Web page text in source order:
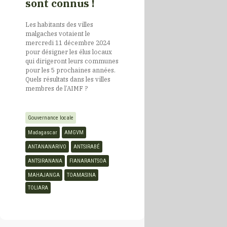
Cap Vert
Centrafrique
Comores
Congo
Côte d’Ivoire
Djibouti
sont connus !
Les habitants des villes
malgaches votaient le
mercredi 11 décembre 2024
pour désigner les élus locaux
qui dirigeront leurs communes
pour les 5 prochaines années.
Quels résultats dans les villes
membres de l’AIMF ?
Gouvernance locale
Madagascar AMGVM
ANTANANARIVO ANTSIRABÉ
ANTSIRANANA FIANARANTSOA
MAHAJANGA
TOAMASINA
TOLIARA